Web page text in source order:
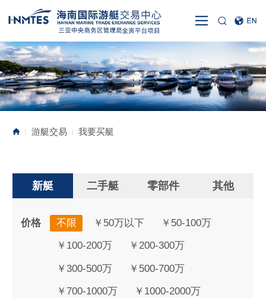
| 游艇交易 | 我要买艇
新艇 二手艇 零部件 其他
价格 不限 ￥50万以下 ￥50-100万
￥100-200万 ￥200-300万
￥300-500万 ￥500-700万
￥700-1000万 ￥1000-2000万